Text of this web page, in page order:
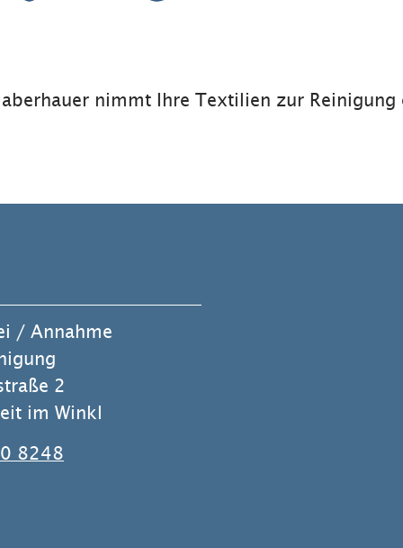
nimmt Ihre Textilien zur Reinigung
/ Annahme
2
im Winkl
8248